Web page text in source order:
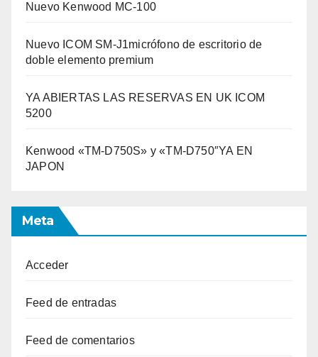
Nuevo Kenwood MC-100
Nuevo ICOM SM-J1micrófono de escritorio de
doble elemento premium
YA ABIERTAS LAS RESERVAS EN UK ICOM
5200
Kenwood «TM-D750S» y «TM-D750″YA EN
JAPON
Meta
Acceder
Feed de entradas
Feed de comentarios